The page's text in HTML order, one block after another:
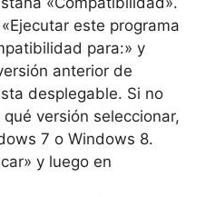
este programa
para:» y
anterior de
desplegable. Si no
versión seleccionar,
7 o Windows 8.
y luego en